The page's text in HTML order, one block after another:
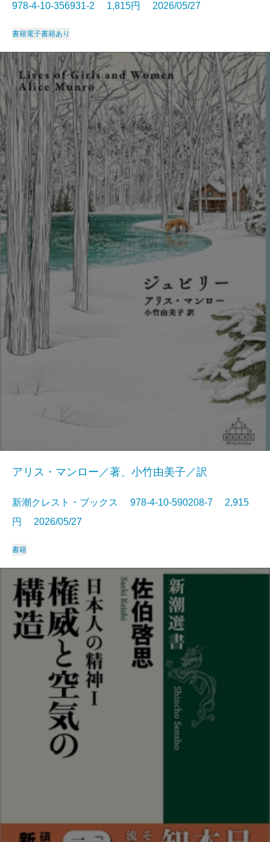
978-4-10-356931-2 1,815円 2026/05/27
書籍電子書籍あり
アリス・マンロー／著、小竹由美子／訳
新潮クレスト・ブックス 978-4-10-590208-7 2,915
円 2026/05/27
書籍